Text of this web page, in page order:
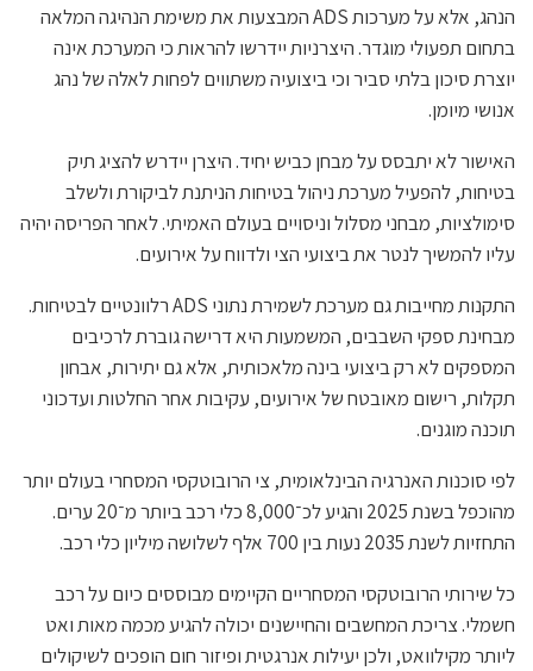
הנהג, אלא על מערכות ADS המבצעות את משימת הנהיגה המלאה
בתחום תפעולי מוגדר. היצרניות יידרשו להראות כי המערכת אינה
יוצרת סיכון בלתי סביר וכי ביצועיה משתווים לפחות לאלה של נהג
אנושי מיומן.
האישור לא יתבסס על מבחן כביש יחיד. היצרן יידרש להציג תיק
בטיחות, להפעיל מערכת ניהול בטיחות הניתנת לביקורת ולשלב
סימולציות, מבחני מסלול וניסויים בעולם האמיתי. לאחר הפריסה יהיה
עליו להמשיך לנטר את ביצועי הצי ולדווח על אירועים.
התקנות מחייבות גם מערכת לשמירת נתוני ADS רלוונטיים לבטיחות.
מבחינת ספקי השבבים, המשמעות היא דרישה גוברת לרכיבים
המספקים לא רק ביצועי בינה מלאכותית, אלא גם יתירות, אבחון
תקלות, רישום מאובטח של אירועים, עקיבות אחר החלטות ועדכוני
תוכנה מוגנים.
לפי סוכנות האנרגיה הבינלאומית, צי הרובוטקסי המסחרי בעולם יותר
מהוכפל בשנת 2025 והגיע לכ־8,000 כלי רכב ביותר מ־20 ערים.
התחזיות לשנת 2035 נעות בין 700 אלף לשלושה מיליון כלי רכב.
כל שירותי הרובוטקסי המסחריים הקיימים מבוססים כיום על רכב
חשמלי. צריכת המחשבים והחיישנים יכולה להגיע מכמה מאות ואט
ליותר מקילוואט, ולכן יעילות אנרגטית ופיזור חום הופכים לשיקולים